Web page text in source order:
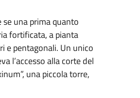
se una prima quanto
fortificata, a pianta
e pentagonali. Un unico
l’accesso alla corte del
una piccola torre,